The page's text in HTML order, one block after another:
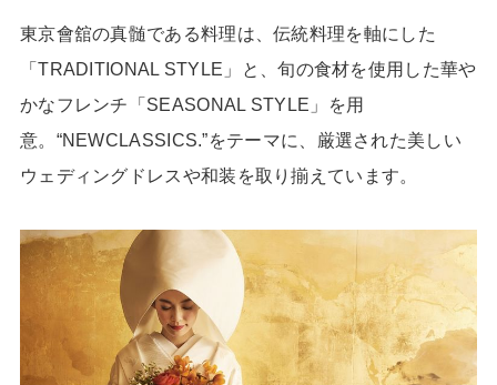
東京會舘の真髄である料理は、伝統料理を軸にした
「TRADITIONAL STYLE」と、旬の食材を使用した華や
かなフレンチ「SEASONAL STYLE」を用
意。“NEWCLASSICS.”をテーマに、厳選された美しい
ウェディングドレスや和装を取り揃えています。